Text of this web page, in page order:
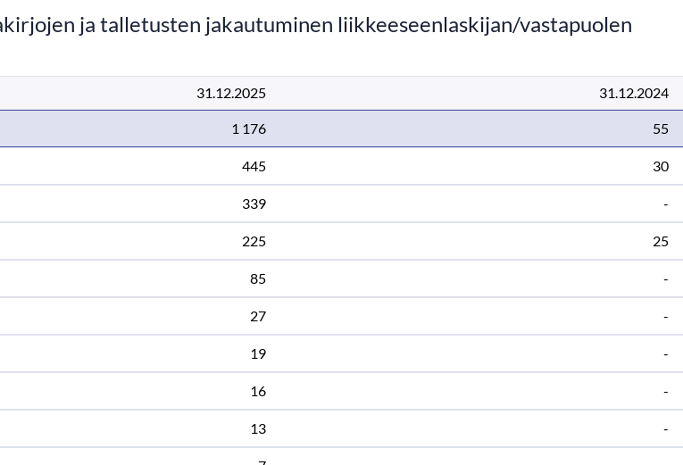
ja talletusten jakautuminen liikkeeseenlaskijan/vastapuolen
31.12.2025 31.12.2024
1 176 55
445 30
339 -
225 25
85 -
27 -
19 -
16 -
13 -